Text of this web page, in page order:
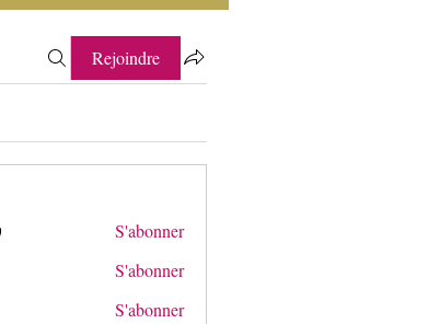
Rejoindre
S'abonner
S'abonner
S'abonner